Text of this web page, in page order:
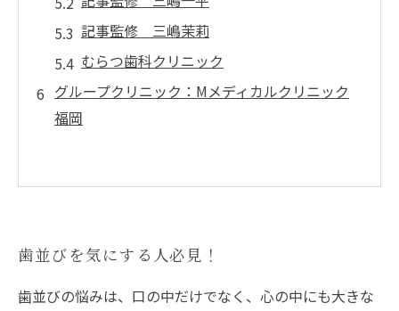
記事監修 三嶋茉莉
むらつ歯科クリニック
グループクリニック：Mメディカルクリニック
福岡
歯並びを気にする人必見！
歯並びの悩みは、口の中だけでなく、心の中にも大きな